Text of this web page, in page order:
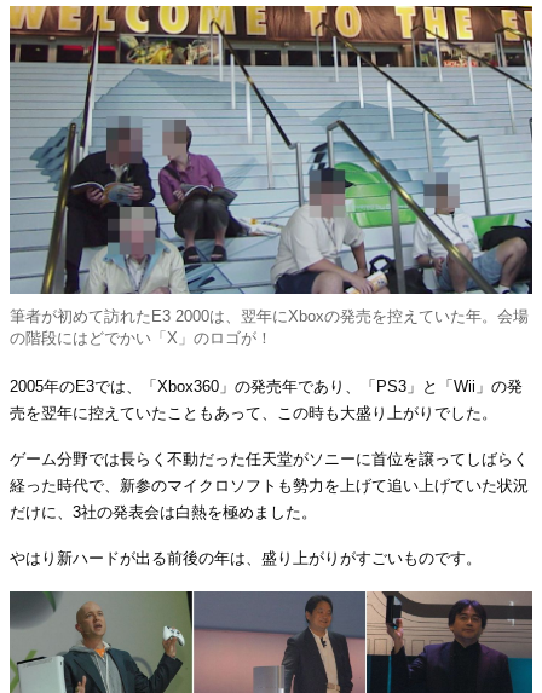
筆者が初めて訪れたE3 2000は、翌年にXboxの発売を控えていた年。会場
の階段にはどでかい「X」のロゴが！
2005年のE3では、「Xbox360」の発売年であり、「PS3」と「Wii」の発
売を翌年に控えていたこともあって、この時も大盛り上がりでした。
ゲーム分野では長らく不動だった任天堂がソニーに首位を譲ってしばらく
経った時代で、新参のマイクロソフトも勢力を上げて追い上げていた状況
だけに、3社の発表会は白熱を極めました。
やはり新ハードが出る前後の年は、盛り上がりがすごいものです。